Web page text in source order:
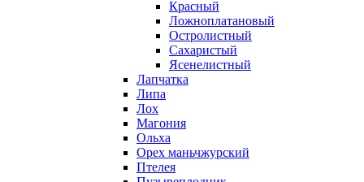
Красный
Ложноплатановый
Остролистный
Сахаристый
Ясенелистный
Лапчатка
Липа
Лох
Магония
Ольха
Орех маньчжурский
Птелея